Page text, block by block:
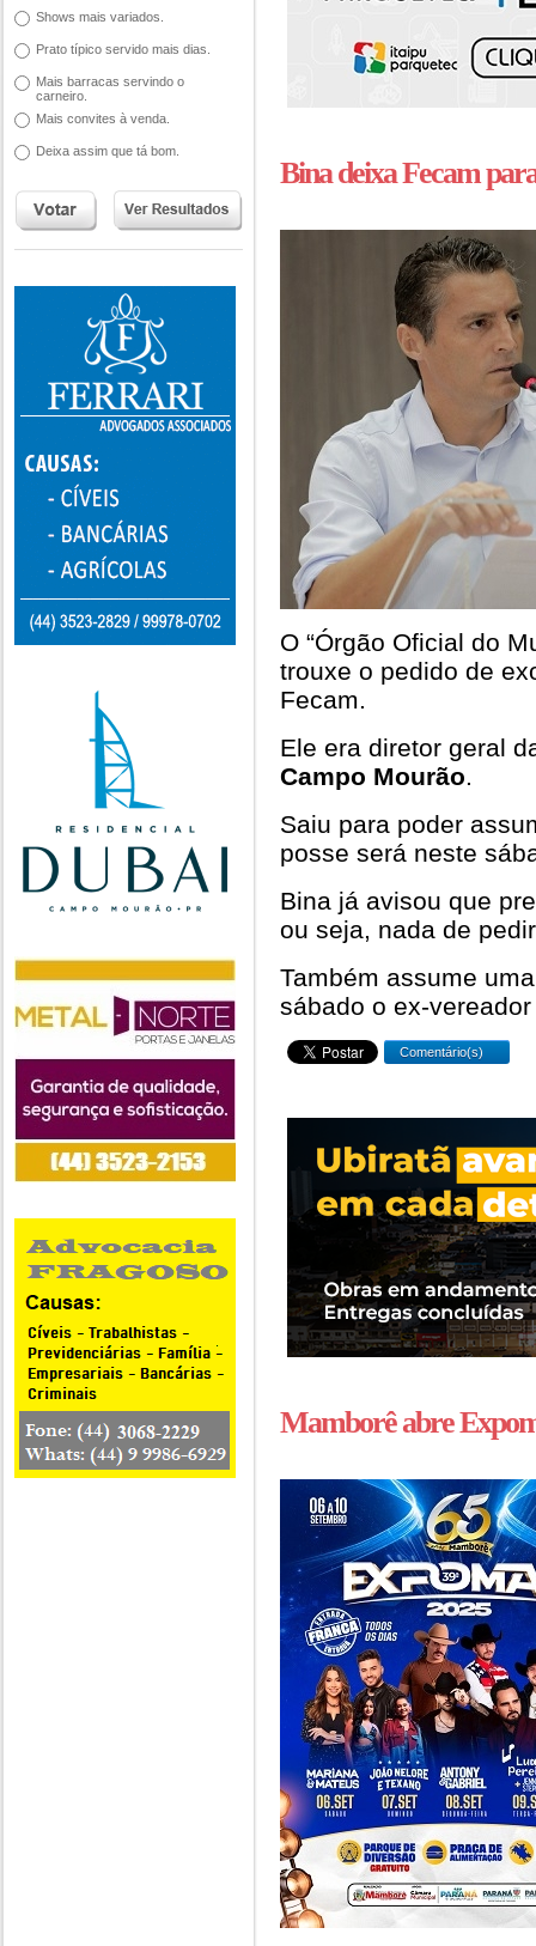
Shows mais variados.
Prato típico servido mais dias.
Mais barracas servindo o
carneiro.
Mais convites à venda.
Deixa assim que tá bom.
Bina deixa Fecam
O “Órgão Oficial do
trouxe o pedido de
Fecam.
Ele era diretor geral
Campo Mourão.
Saiu para poder
posse será neste
Bina já avisou que
ou seja, nada de
Também assume
sábado o ex-
Comentário(s)
Mamborê abre